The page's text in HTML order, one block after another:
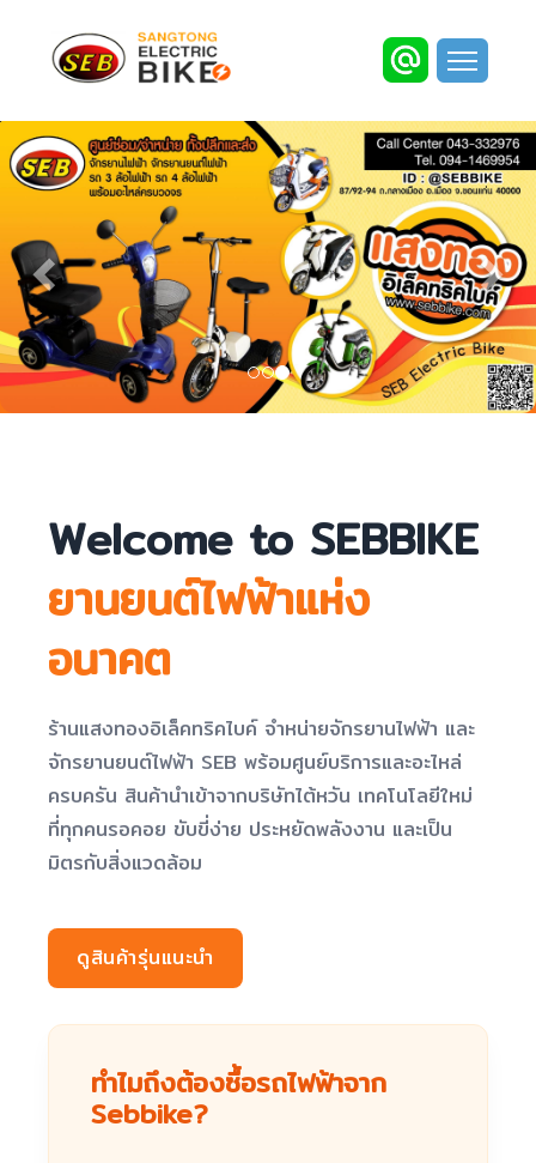
Welcome to SEBBIKE
ยานยนต์ไฟฟ้าแห่ง
อนาคต
ร้านแสงทองอิเล็คทริคไบค์ จำหน่ายจักรยานไฟฟ้า และ
จักรยานยนต์ไฟฟ้า SEB พร้อมศูนย์บริการและอะไหล่
ครบครัน สินค้านำเข้าจากบริษัทไต้หวัน เทคโนโลยีใหม่
ที่ทุกคนรอคอย ขับขี่ง่าย ประหยัดพลังงาน และเป็น
มิตรกับสิ่งแวดล้อม
ดูสินค้ารุ่นแนะนำ
ทำไมถึงต้องซื้อรถไฟฟ้าจาก
Sebbike?